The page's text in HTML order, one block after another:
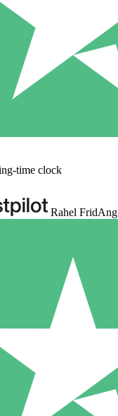
time clock
Rahel FridAng